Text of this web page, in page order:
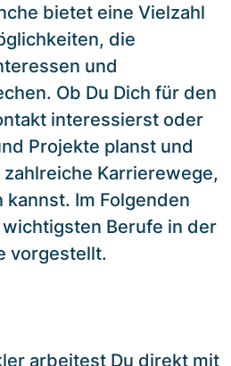
bietet eine Vielzahl
die
und
Ob Du Dich für den
interessierst oder
Projekte planst und
Karrierewege,
kannst. Im Folgenden
Berufe in der
vorgestellt.
arbeitest Du direkt mit